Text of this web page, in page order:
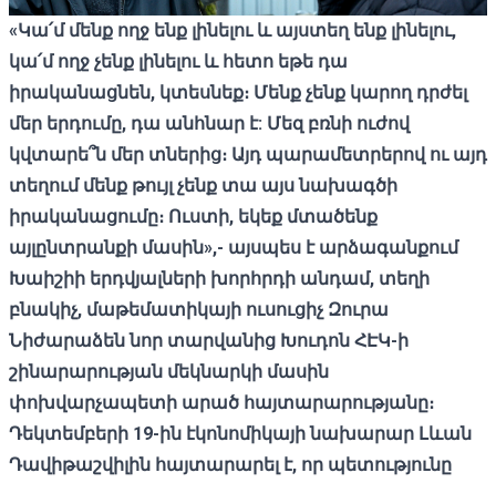
«Կա՛մ մենք ողջ ենք լինելու և այստեղ ենք լինելու,
կա՛մ ողջ չենք լինելու և հետո եթե դա
իրականացնեն, կտեսնեք։ Մենք չենք կարող դրժել
մեր երդումը, դա անհնար է: Մեզ բռնի ուժով
կվտարե՞ն մեր տներից։ Այդ պարամետրերով ու այդ
տեղում մենք թույլ չենք տա այս նախագծի
իրականացումը։ Ուստի, եկեք մտածենք
այլընտրանքի մասին»,- այսպես է արձագանքում
Խաիշիի երդվյալների խորհրդի անդամ, տեղի
բնակիչ, մաթեմատիկայի ուսուցիչ Զուրա
Նիժարաձեն նոր տարվանից Խուդոն ՀԷԿ-ի
շինարարության մեկնարկի մասին
փոխվարչապետի արած հայտարարությանը։
Դեկտեմբերի 19-ին էկոնոմիկայի նախարար Լևան
Դավիթաշվիլին հայտարարել է, որ պետությունը